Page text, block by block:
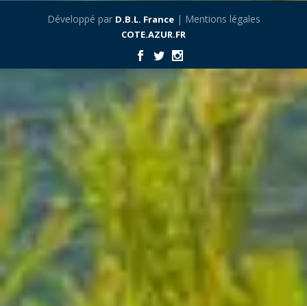
Développé par D.B.L. France| Mentions légales
COTE.AZUR.FR